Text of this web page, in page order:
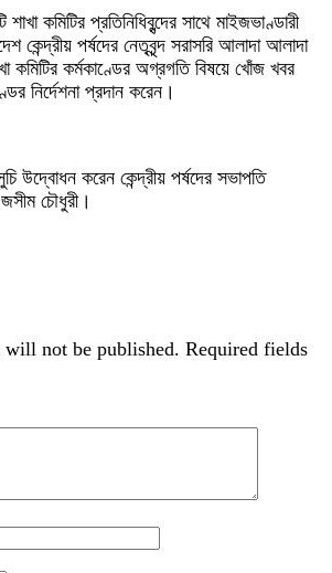
কমিটির প্রতিনিধিবৃন্দের সাথে মাইজভাণ্ডারী
কেন্দ্রীয় পর্ষদের নেতৃবৃন্দ সরাসরি আলাদা আলাদা
কমিটির কর্মকাণ্ডের অগ্রগতি বিষয়ে খোঁজ খবর
নির্দেশনা প্রদান করেন।
উদ্বোধন করেন কেন্দ্রীয় পর্ষদের সভাপতি
চৌধুরী।
will not be published. Required fields